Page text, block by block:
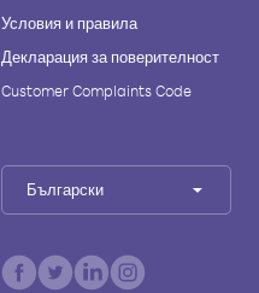
Условия и правила
Декларация за поверителност
Customer Complaints Code
Български